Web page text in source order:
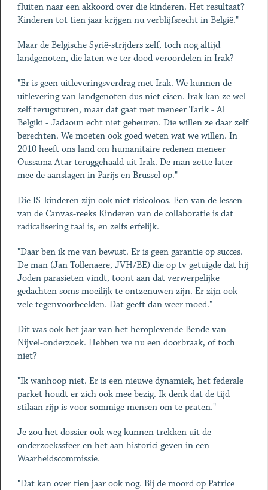
fluiten naar een akkoord over die kinderen. Het resultaat?
Kinderen tot tien jaar krijgen nu verblijfsrecht in België."
Maar de Belgische Syrië-strijders zelf, toch nog altijd
landgenoten, die laten we ter dood veroordelen in Irak?
"Er is geen uitleveringsverdrag met Irak. We kunnen de
uitlevering van landgenoten dus niet eisen. Irak kan ze wel
zelf terugsturen, maar dat gaat met meneer Tarik - Al
Belgiki - Jadaoun echt niet gebeuren. Die willen ze daar zelf
berechten. We moeten ook goed weten wat we willen. In
2010 heeft ons land om humanitaire redenen meneer
Oussama Atar teruggehaald uit Irak. De man zette later
mee de aanslagen in Parijs en Brussel op."
Die IS-kinderen zijn ook niet risicoloos. Een van de lessen
van de Canvas-reeks Kinderen van de collaboratie is dat
radicalisering taai is, en zelfs erfelijk.
"Daar ben ik me van bewust. Er is geen garantie op succes.
De man (Jan Tollenaere, JVH/BE) die op tv getuigde dat hij
Joden parasieten vindt, toont aan dat verwerpelijke
gedachten soms moeilijk te ontzenuwen zijn. Er zijn ook
vele tegenvoorbeelden. Dat geeft dan weer moed."
Dit was ook het jaar van het heroplevende Bende van
Nijvel-onderzoek. Hebben we nu een doorbraak, of toch
niet?
"Ik wanhoop niet. Er is een nieuwe dynamiek, het federale
parket houdt er zich ook mee bezig. Ik denk dat de tijd
stilaan rijp is voor sommige mensen om te praten."
Je zou het dossier ook weg kunnen trekken uit de
onderzoekssfeer en het aan historici geven in een
Waarheidscommissie.
"Dat kan over tien jaar ook nog. Bij de moord op Patrice